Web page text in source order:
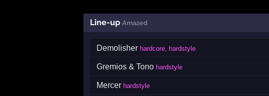
Line-up Amazed
Demolisher hardcore, hardstyle
Gremios & Tono hardstyle
Mercer hardstyle